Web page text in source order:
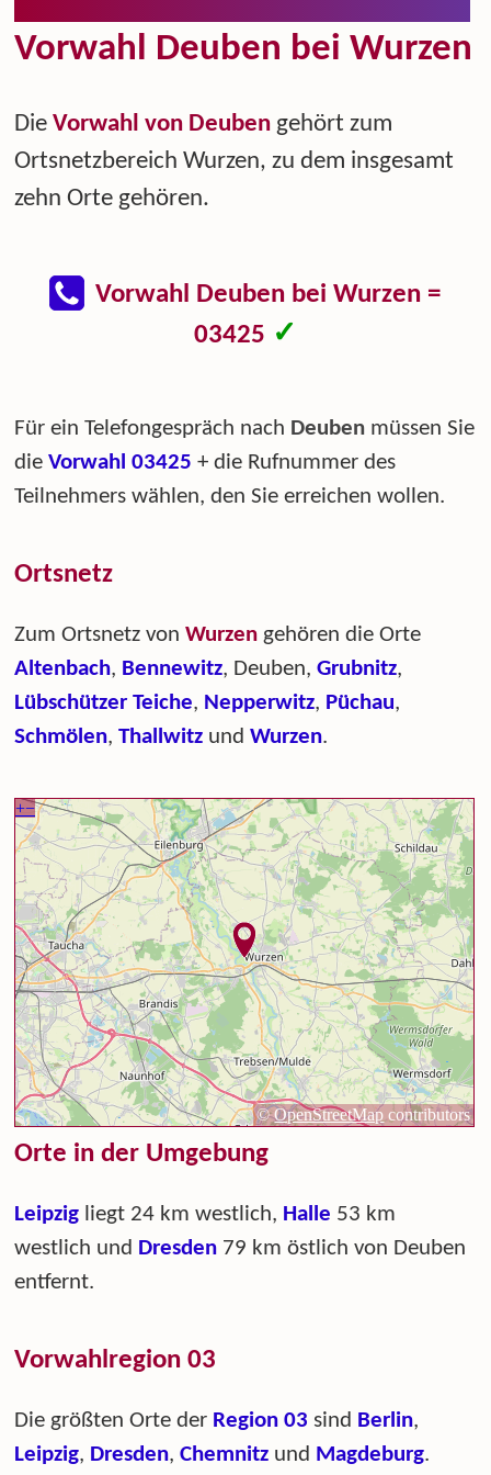
Vorwahl Deuben bei Wurzen
DieVorwahl von Deuben gehört zum
Ortsnetzbereich Wurzen, zu dem insgesamt
zehn Orte gehören.
Vorwahl Deuben bei Wurzen =
03425 ✓
Für ein Telefongespräch nach Deuben müssen Sie
dieVorwahl 03425 + die Rufnummer des
Teilnehmers wählen, den Sie erreichen wollen.
Ortsnetz
Zum Ortsnetz vonWurzen gehören die Orte
Altenbach, Bennewitz, Deuben,Grubnitz,
Lübschützer Teiche, Nepperwitz, Püchau,
Schmölen,Thallwitz undWurzen.
Orte in der Umgebung
Leipzig liegt 24 km westlich, Halle 53 km
westlich und Dresden 79 km östlich von Deuben
entfernt.
Vorwahlregion 03
Die größten Orte der Region 03 sind Berlin,
Leipzig, Dresden,Chemnitz und Magdeburg.